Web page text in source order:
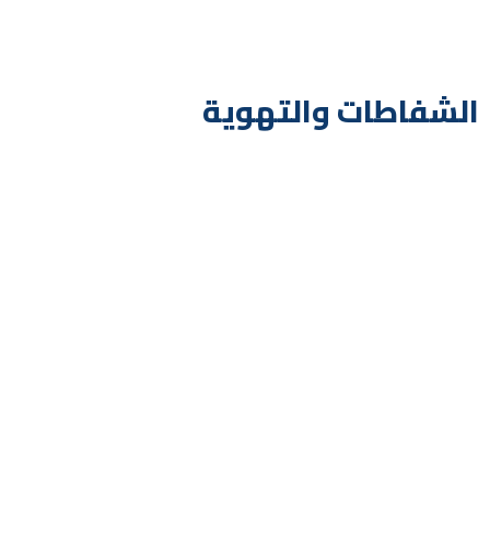
الشفاطات والتهوية